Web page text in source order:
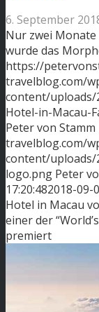
6. September
Nur zwei
wurde das
https://
travelblog.com/
content/
Hotel-in-Macau-
Peter von Stamm
travelblog.com/
content/
logo.png Peter
17:20:482018-09-
Hotel in Macau
einer der
premiert